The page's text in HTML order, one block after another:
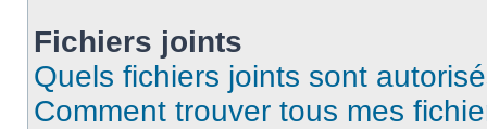
Fichiers joints
Quels fichiers joints sont
Comment trouver tous mes